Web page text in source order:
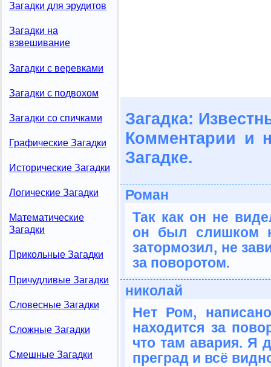
Загадки для эрудитов
Загадки на
взвешивание
Загадки с веревками
Загадки с подвохом
Загадки со спичками
Графические Загадки
Исторические Загадки
Логические Загадки
Математические
Загадки
Прикольные Загадки
Причудливые Загадки
Словесные Загадки
Сложные Загадки
Смешные Загадки
Загадка:
Комментарии и
Загадке.
Роман
Так как он не
он был слишком
затормозил, не
за поворотом.
николай
Нет Ром,
находится за
что там авария. Я
преград и всё